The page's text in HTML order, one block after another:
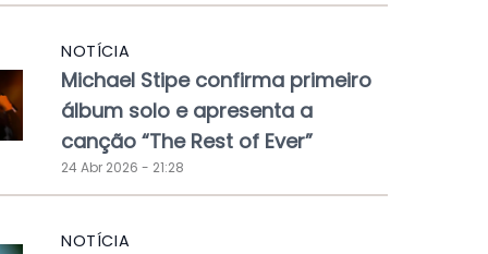
NOTÍCIA
Michael Stipe confirma primeiro
álbum solo e apresenta a
canção “The Rest of Ever”
24 Abr 2026 - 21:28
NOTÍCIA